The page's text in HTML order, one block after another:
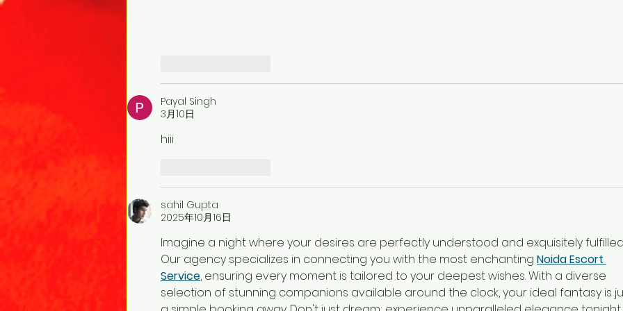
Payal Singh
3月10日
hiii
sahil Gupta
2025年10月16日
Imagine a night where your desires are perfectly understood and exquisitely
Our agency specializes in connecting you with the most enchanting Noida Escort
Service, ensuring every moment is tailored to your deepest wishes. With a diverse
selection of stunning companions available around the clock, your ideal fantasy is